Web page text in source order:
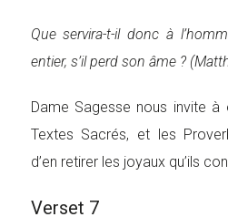
Que servira-t-il donc à
entier, s’il perd son âme ?
Dame Sagesse nous invite
Textes Sacrés, et les
d’en retirer les joyaux qu’ils
Verset 7